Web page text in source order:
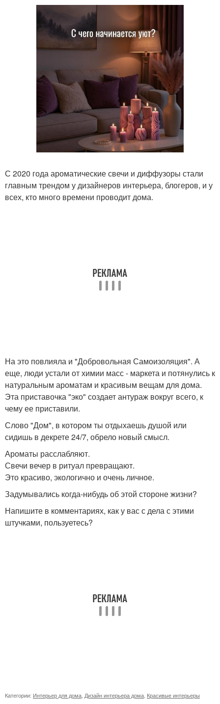
С 2020 года ароматические свечи и диффузоры стали
главным трендом у дизайнеров интерьера, блогеров, и у
всех, кто много времени проводит дома.
На это повлияла и "Добровольная Самоизоляция". А
еще, люди устали от химии масс - маркета и потянулись к
натуральным ароматам и красивым вещам для дома.
Эта приставочка "эко" создает антураж вокруг всего, к
чему ее приставили.
Слово "Дом", в котором ты отдыхаешь душой или
сидишь в декрете 24/7, обрело новый смысл.
Ароматы расслабляют.
Свечи вечер в ритуал превращают.
Это красиво, экологично и очень личное.
Задумывались когда-нибудь об этой стороне жизни?
Напишите в комментариях, как у вас с дела с этими
штучками, пользуетесь?
Категории: Интерьер для дома Дизайн интерьера дома Красивые интерьеры